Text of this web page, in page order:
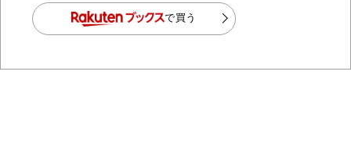
で買う